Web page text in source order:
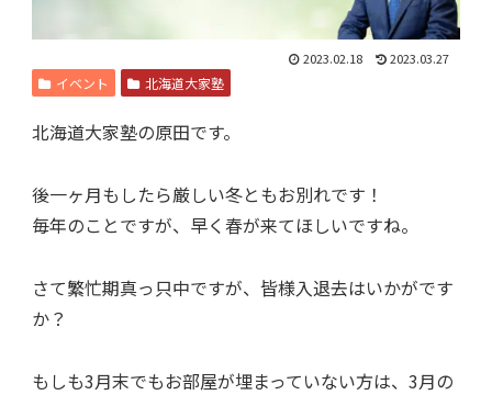
2023.02.18 2023.03.27
イベント 北海道大家塾
北海道大家塾の原田です。
後一ヶ月もしたら厳しい冬ともお別れです！
毎年のことですが、早く春が来てほしいですね。
さて繁忙期真っ只中ですが、皆様入退去はいかがです
か？
もしも3月末でもお部屋が埋まっていない方は、3月の